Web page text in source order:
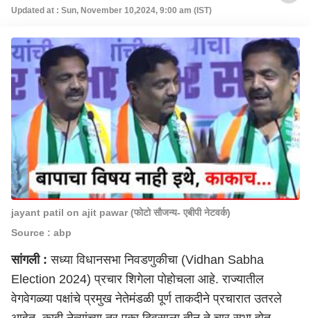
Updated at : Sun, November 10,2024, 9:00 am (IST)
jayant patil on ajit pawar (फोटो सौजन्य- एबीपी नेटवर्क)
Source : abp
सांगली : सध्या विधानसभा निवडणुकीचा (Vidhan Sabha
Election 2024) प्रचार शिगेला पोहोचला आहे. राज्यातील
वेगवेगळ्या पक्षांचे प्रमुख नेतेमंडळी पूर्ण ताकदीने प्रचारात उतरले